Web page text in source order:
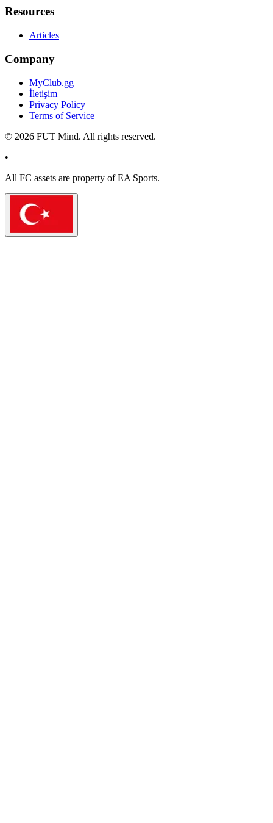
Resources
Articles
Company
MyClub.gg
İletişim
Privacy Policy
Terms of Service
© 2026 FUT Mind. All rights reserved.
•
All FC assets are property of EA Sports.